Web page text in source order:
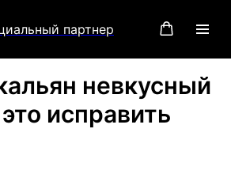
партнер
невкусный
исправить